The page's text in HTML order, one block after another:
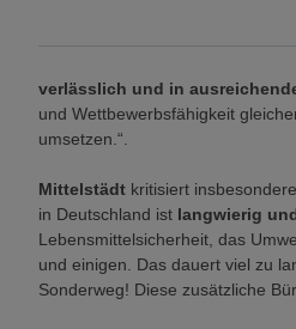
verlässlich und in
und Wettbewerbsfähigkeit
umsetzen.“.
Mittelstädt kritisiert
in Deutschland ist langwierig
Lebensmittelsicherheit, das
und einigen. Das dauert viel zu
Sonderweg! Diese zusätzliche